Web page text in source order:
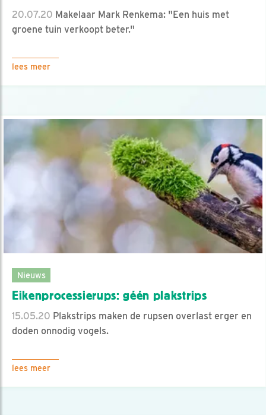
20.07.20 Makelaar Mark Renkema: "Een huis met
groene tuin verkoopt beter."
lees meer
Nieuws
Eikenprocessierups: géén plakstrips
15.05.20 Plakstrips maken de rupsen overlast erger en
doden onnodig vogels.
lees meer